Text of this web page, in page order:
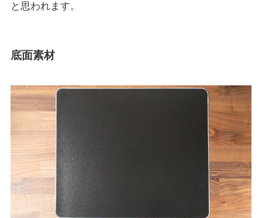
と思われます。
底面素材